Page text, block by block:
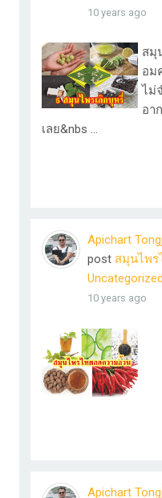
10 years ago
สมุ
อม
ไม่
อา
เลย&nbs ...
Apichart
post สมุนไพ
Uncategorized
10 years ago
Apichart